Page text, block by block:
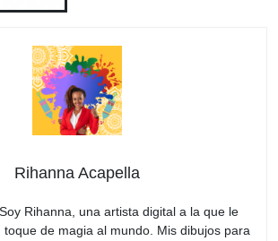
Rihanna Acapella
Rihanna, una artista digital a la que le
de magia al mundo. Mis dibujos para